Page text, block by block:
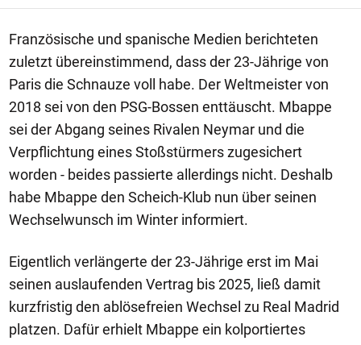
Französische und spanische Medien berichteten
zuletzt übereinstimmend, dass der 23-Jährige von
Paris die Schnauze voll habe. Der Weltmeister von
2018 sei von den PSG-Bossen enttäuscht. Mbappe
sei der Abgang seines Rivalen Neymar und die
Verpflichtung eines Stoßstürmers zugesichert
worden - beides passierte allerdings nicht. Deshalb
habe Mbappe den Scheich-Klub nun über seinen
Wechselwunsch im Winter informiert.
Eigentlich verlängerte der 23-Jährige erst im Mai
seinen auslaufenden Vertrag bis 2025, ließ damit
kurzfristig den ablösefreien Wechsel zu Real Madrid
platzen. Dafür erhielt Mbappe ein kolportiertes